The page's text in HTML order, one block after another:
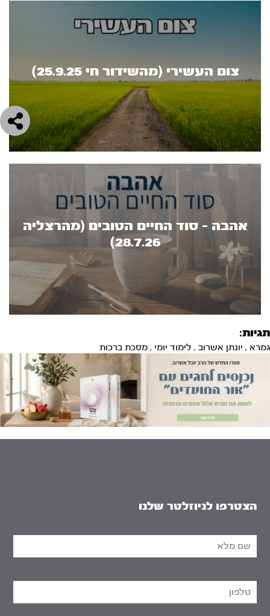
צום העשירי (מהשידור חי 25.9.25)
אהבה - סוד החיים הטובים (מהרצליה
28.7.26)
תגיות:
גמרא , יונתן אשרוב , לימוד יומי , מסכת ברכות
הצטרפו לניוזלטר שלנו